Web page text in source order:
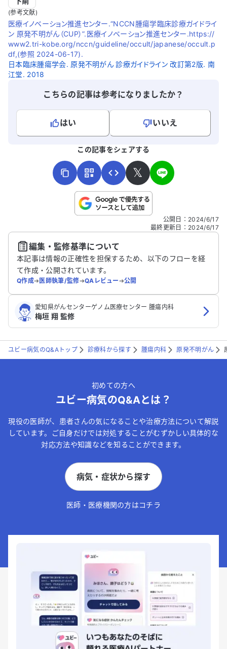
(参考文献)
医療イノベーション推進センター.“NCCN腫瘍学臨床診療ガイドライ
ン 原発不明がん（CUP）”.医療イノベーション推進センター.https://
www2.tri-kobe.org/nccn/guideline/occult/japanese/occult.p
df,(参照 2024-06-17).
日本臨床腫瘍学会. 原発不明がん 診療ガイドライン 改訂第2版. 南
江堂. 2018
こちらの記事は参考になりましたか？
はい
いいえ
こちらは送信専用のフォームです。氏名やご自身の病気の詳細な
送信する
この記事をシェアする
𝕏
公開日 ： 2024/6/17
最終更新日 ： 2024/6/17
編集・監修基準について
本記事は情報の正確性を担保するため、以下のフローを経
て作成・公開されています。
Q作成➔医師執筆/監修➔QAレビュー➔公開
愛知県がんセンターゲノム医療センター 腫瘍内科
梅垣 翔 監修
ユビー病気のQ&Aトップ 診療科から探す 腫瘍内科 原発不明がん
初めての方へ
ユビー病気のQ&Aとは？
現役の医師が、患者さんの気になることや治療方法について解説
しています。ご自身だけでは対処することがむずかしい具体的な
対応方法や知識などを知ることができます。
病気・症状から探す
医師・医療機関の方はコチラ